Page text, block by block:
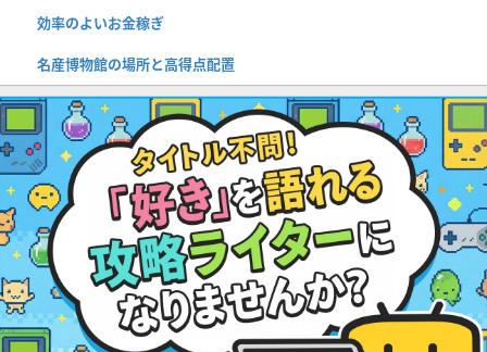
効率のよいお金稼ぎ
名産博物館の場所と高得点配置